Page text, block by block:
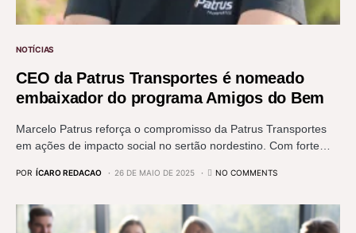
NOTÍCIAS
CEO da Patrus Transportes é nomeado
embaixador do programa Amigos do Bem
Marcelo Patrus reforça o compromisso da Patrus Transportes
em ações de impacto social no sertão nordestino. Com forte…
POR ÍCARO REDACAO 26 DE MAIO DE 2025 NO COMMENTS